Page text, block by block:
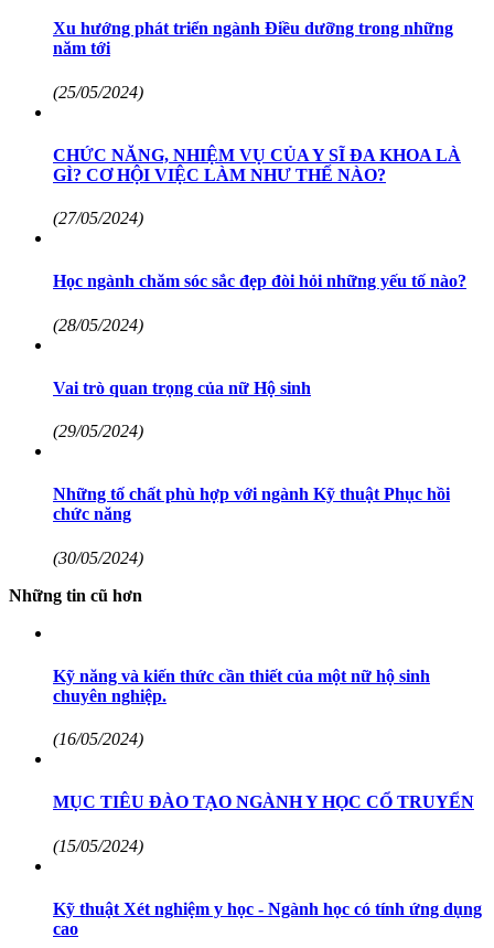
Xu hướng phát triển ngành Điều dưỡng trong những
năm tới
(25/05/2024)
CHỨC NĂNG, NHIỆM VỤ CỦA Y SĨ ĐA KHOA LÀ
GÌ? CƠ HỘI VIỆC LÀM NHƯ THẾ NÀO?
(27/05/2024)
Học ngành chăm sóc sắc đẹp đòi hỏi những yếu tố nào?
(28/05/2024)
Vai trò quan trọng của nữ Hộ sinh
(29/05/2024)
Những tố chất phù hợp với ngành Kỹ thuật Phục hồi
chức năng
(30/05/2024)
Những tin cũ hơn
Kỹ năng và kiến thức cần thiết của một nữ hộ sinh
chuyên nghiệp.
(16/05/2024)
MỤC TIÊU ĐÀO TẠO NGÀNH Y HỌC CỔ TRUYỂN
(15/05/2024)
Kỹ thuật Xét nghiệm y học - Ngành học có tính ứng dụng
cao